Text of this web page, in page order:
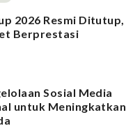
2026 Resmi Ditutup,
Berprestasi
Sosial Media
untuk Meningkatkan